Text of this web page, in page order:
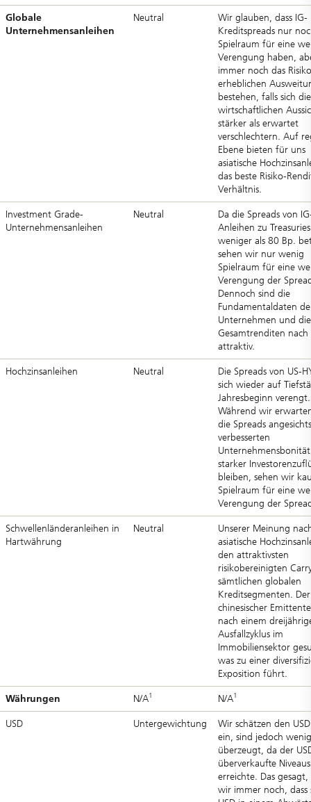
Globale
Unternehmensanleihen
Neutral
Wir glauben, dass IG-
Kreditspreads nur
Spielraum für eine
Verengung haben,
immer noch das
erheblichen
bestehen, falls sich die
wirtschaftlichen
stärker als erwartet
verschlechtern. Auf
Ebene bieten für uns
asiatische
das beste Risiko-
Verhältnis.
Investment Grade-
Unternehmensanleihen
Neutral
Da die Spreads von
Anleihen zu Treasuries
weniger als 80 Bp.
sehen wir nur wenig
Spielraum für eine
Verengung der
Dennoch sind die
Fundamentaldaten
Unternehmen und die
Gesamtrenditen
attraktiv.
Hochzinsanleihen Neutral
Die Spreads von US-
sich wieder auf
Jahresbeginn verengt.
Während wir
die Spreads
verbesserten
starker
bleiben, sehen wir
Spielraum für eine
Verengung der
Schwellenländeranleihen in
Hartwährung
Neutral
Unserer Meinung
asiatische
den attraktivsten
risikobereinigten
sämtlichen globalen
Kreditsegmenten.
chinesischer
nach einem
Ausfallzyklus im
Immobiliensektor
was zu einer
Exposition führt.
Währungen N/A1 N/A1
USD Untergewichtung
Wir schätzen den
ein, sind jedoch
überzeugt, da der
überverkaufte Niveaus
erreichte. Das
wir immer noch, dass